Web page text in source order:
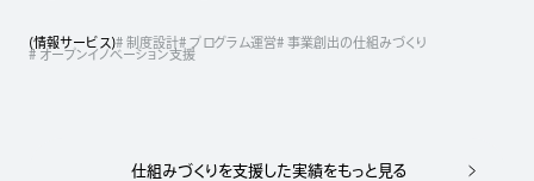
(情報サービス)# 制度設計# プログラム運営# 事業創出の仕組みづくり
# オープンイノベーション支援
仕組みづくりを支援した実績をもっと見る